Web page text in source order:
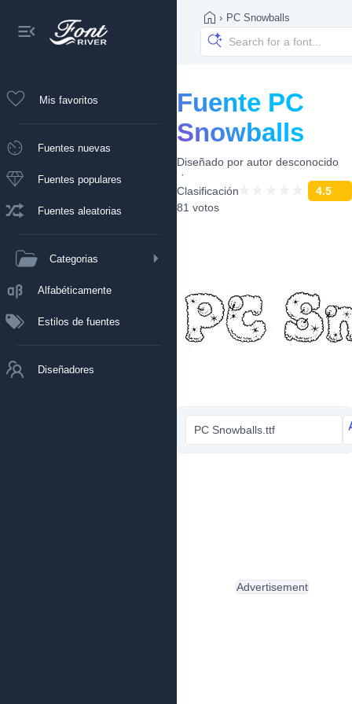
Mis favoritos
Fuentes nuevas
Fuentes populares
Fuentes aleatorias
Categorias
Alfabéticamente
Estilos de fuentes
Diseñadores
› PC Snowballs
Fuente PC
Snowballs
Diseñado por autor desconocido
Clasificación
4.5
81 votos
PC Snowballs.ttf
Advertisement